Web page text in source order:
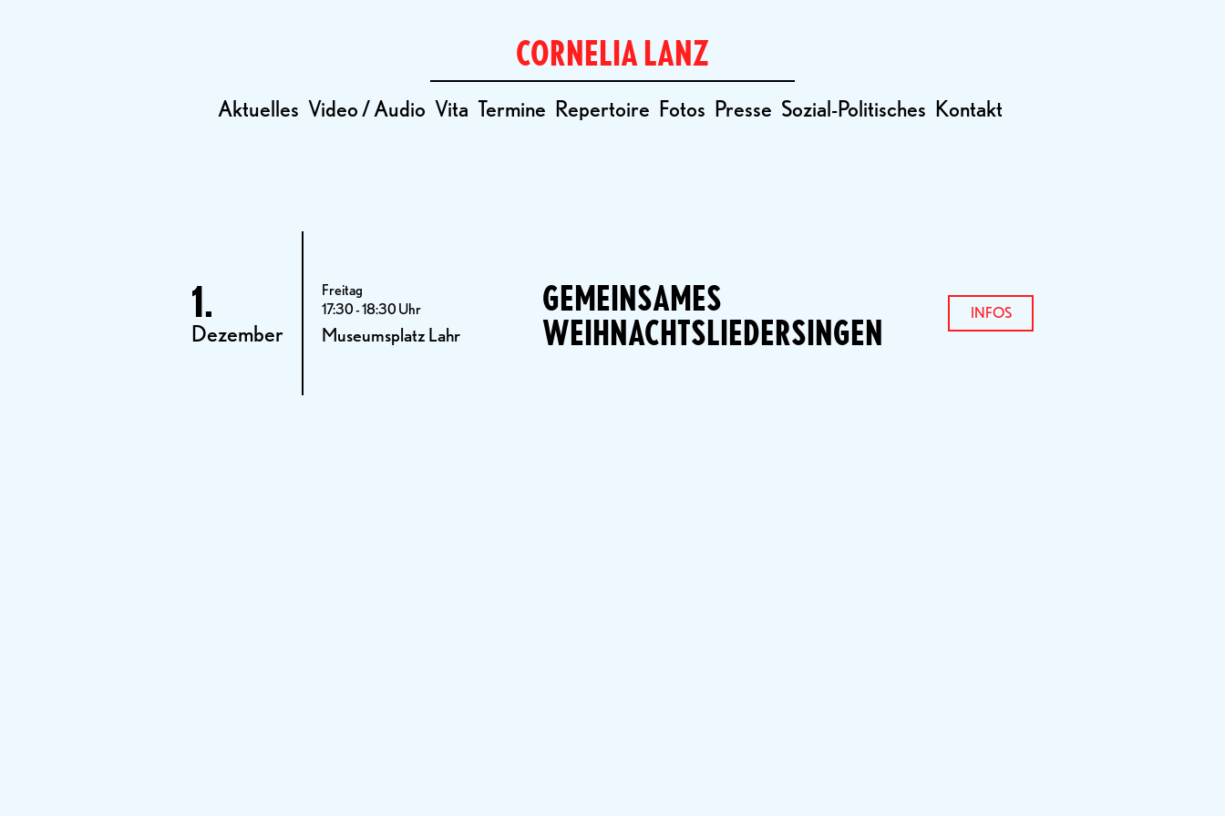
CORNELIA LANZ
Aktuelles Video / Audio Vita Termine Repertoire Fotos Presse Sozial-Politisches Kontakt
1.
Dezember
Freitag
17:30 - 18:30 Uhr
Museumsplatz Lahr
GEMEINSAMES
WEIHNACHTSLIEDERSINGEN
INFOS